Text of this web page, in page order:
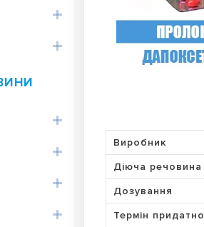
Виробник
Діюча речовина
Дозування
Термін